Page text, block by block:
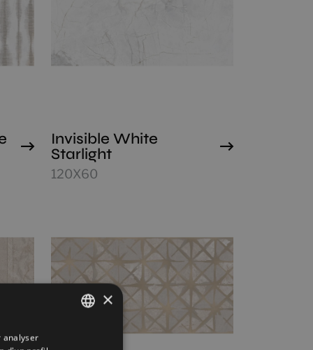
Invisible White
Starlight
120X60
×
analyser